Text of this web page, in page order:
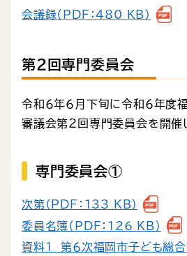
会議録（PDF：480 KB）
第２回専門委員会
令和６年６月下旬に令和６年度
審議会第２回専門委員会を開催
専門委員会①
次第（PDF：133 KB）
委員名簿（PDF：126 KB）
資料１ 第６次福岡市子ども総合